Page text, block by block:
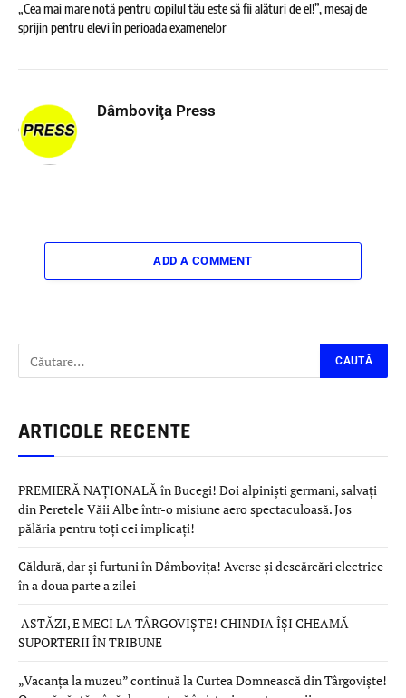
„Cea mai mare notă pentru copilul tău este să fii alături de el!”, mesaj de
sprijin pentru elevi în perioada examenelor
Dâmboviţa Press
ADD A COMMENT
ARTICOLE RECENTE
PREMIERĂ NAȚIONALĂ în Bucegi! Doi alpiniști germani, salvați
din Peretele Văii Albe într-o misiune aero spectaculoasă. Jos
pălăria pentru toți cei implicați!
Căldură, dar și furtuni în Dâmbovița! Averse și descărcări electrice
în a doua parte a zilei
ASTĂZI, E MECI LA TÂRGOVIȘTE! CHINDIA ÎȘI CHEAMĂ
SUPORTERII ÎN TRIBUNE
„Vacanța la muzeu” continuă la Curtea Domnească din Târgoviște!